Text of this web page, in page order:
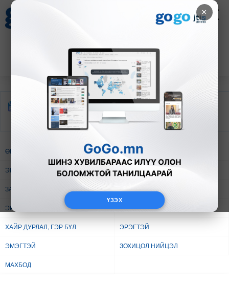
×
ҮЗЭХ
Зурхай
8.07
Өрнийн
зурхай
Дорнын
зурхай
Монгол ёсон
ӨНӨӨДӨР ЭНЭ ДОЛОО ХОНОГ
ЭНЭ САР ЭНЭ ЖИЛ
ЗАН БАЙДАЛ АМЖИЛТ БҮТЭЭЛ
ЭРҮҮЛ МЭНД АЖИЛ МЭРГЭЖИЛ
ХАЙР ДУРЛАЛ, ГЭР БҮЛ ЭРЭГТЭЙ
ЭМЭГТЭЙ ЗОХИЦОЛ НИЙЦЭЛ
МАХБОД